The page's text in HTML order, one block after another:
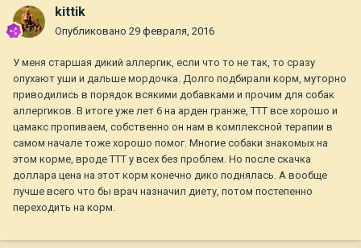
kittik
Опубликовано 29 февраля, 2016
У меня старшая дикий аллергик, если что то не так, то сразу
опухают уши и дальше мордочка. Долго подбирали корм, муторно
приводились в порядок всякими добавками и прочим для собак
аллергиков. В итоге уже лет 6 на арден гранже, ТТТ все хорошо и
цамакс пропиваем, собственно он нам в комплексной терапии в
самом начале тоже хорошо помог. Многие собаки знакомых на
этом корме, вроде ТТТ у всех без проблем. Но после скачка
доллара цена на этот корм конечно дико поднялась. А вообще
лучше всего что бы врач назначил диету, потом постепенно
переходить на корм.